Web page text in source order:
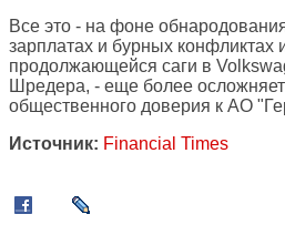
Все это - на фоне
зарплатах и бурных конфликтах
продолжающейся саги в
Шредера, - еще более
общественного доверия к АО
Источник: Financial Times